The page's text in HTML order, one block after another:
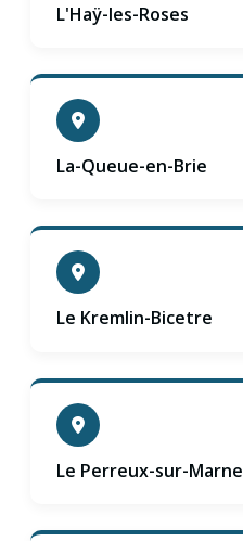
L'Haÿ-les-Roses
La-Queue-en-Brie
Le Kremlin-Bicetre
Le Perreux-sur-Marne